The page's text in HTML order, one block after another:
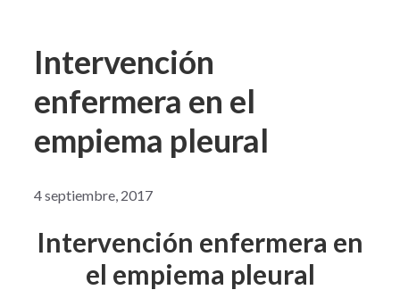
Intervención
enfermera en el
empiema pleural
4 septiembre, 2017
Intervención enfermera en
el empiema pleural